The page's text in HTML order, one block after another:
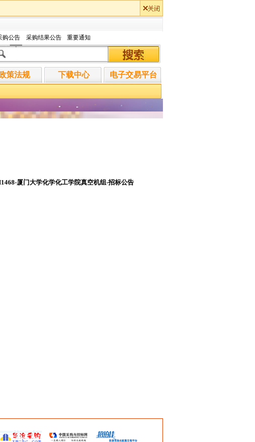
购公告
采购结果公告 重要通知
策法规 下载中心 电子交易平台
厦门大学化学化工学院真空机组-招标公告